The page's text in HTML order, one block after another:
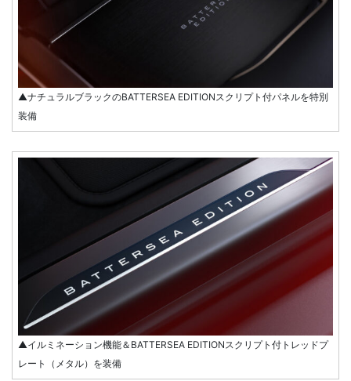
▲ナチュラルブラックのBATTERSEA EDITIONスクリプト付パネルを特別
装備
▲イルミネーション機能＆BATTERSEA EDITIONスクリプト付トレッドプ
レート（メタル）を装備